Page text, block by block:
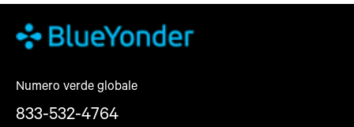
Numero verde globale
833-532-4764